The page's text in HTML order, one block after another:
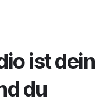
ist dein
du